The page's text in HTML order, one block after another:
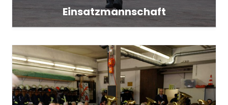
Einsatzmannschaft